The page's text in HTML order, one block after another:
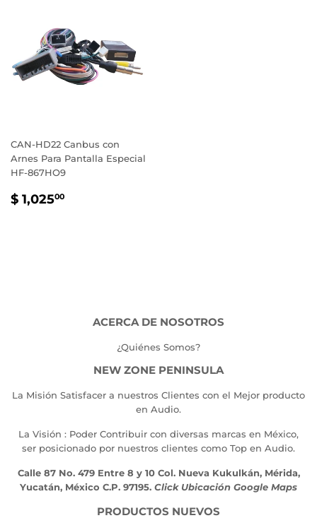
CAN-HD22 Canbus con
Arnes Para Pantalla Especial
HF-867HO9
PRECIO
$ 1,02500
ACERCA DE NOSOTROS
¿Quiénes Somos?
NEW ZONE PENINSULA
La Misión Satisfacer a nuestros Clientes con el Mejor producto
en Audio.
La Visión : Poder Contribuir con diversas marcas en México,
ser posicionado por nuestros clientes como Top en Audio.
Calle 87 No. 479 Entre 8 y 10 Col. Nueva Kukulkán, Mérida,
Yucatán, México C.P. 97195. Click Ubicación Google Maps
PRODUCTOS NUEVOS